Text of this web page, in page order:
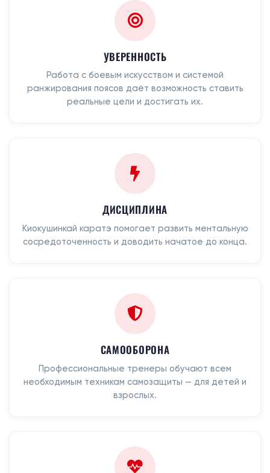
УВЕРЕННОСТЬ
Работа с боевым искусством и системой
ранжирования поясов даёт возможность ставить
реальные цели и достигать их.
ДИСЦИПЛИНА
Киокушинкай каратэ помогает развить ментальную
сосредоточенность и доводить начатое до конца.
САМООБОРОНА
Профессиональные тренеры обучают всем
необходимым техникам самозащиты — для детей и
взрослых.